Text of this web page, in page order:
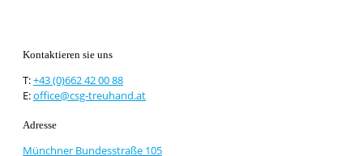
Kontaktieren sie uns
T:+43 (0)662 42 00 88
E:office@csg-treuhand.at
Adresse
Münchner Bundesstraße 105